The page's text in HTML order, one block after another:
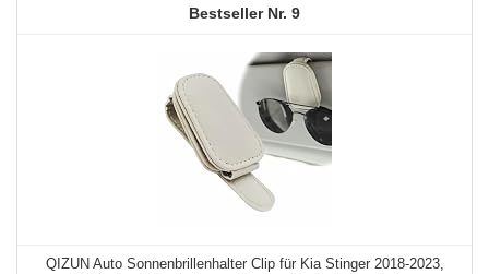
9
QIZUN Auto Sonnenbrillenhalter Clip für Kia Stinger 2018-2023,